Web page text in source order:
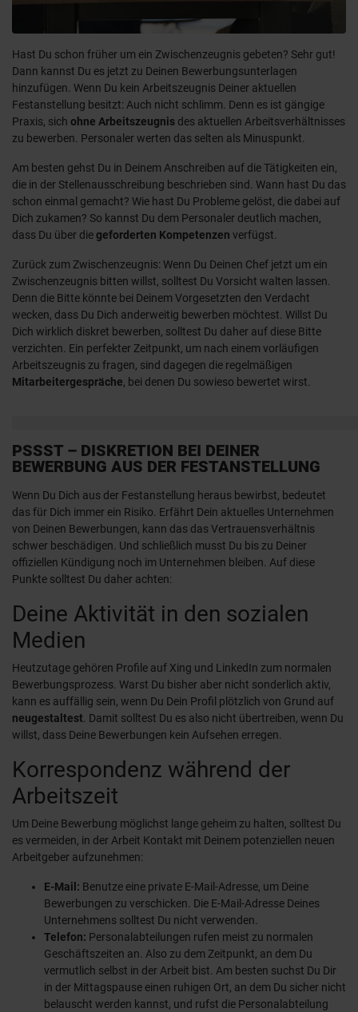
Hast Du schon früher um ein Zwischenzeugnis gebeten? Sehr gut!
Dann kannst Du es jetzt zu Deinen Bewerbungsunterlagen
hinzufügen. Wenn Du kein Arbeitszeugnis Deiner aktuellen
Festanstellung besitzt: Auch nicht schlimm. Denn es ist gängige
Praxis, sich ohne Arbeitszeugnis des aktuellen Arbeitsverhältnisses
zu bewerben. Personaler werten das selten als Minuspunkt.
Am besten gehst Du in Deinem Anschreiben auf die Tätigkeiten ein,
die in der Stellenausschreibung beschrieben sind. Wann hast Du das
schon einmal gemacht? Wie hast Du Probleme gelöst, die dabei auf
Dich zukamen? So kannst Du dem Personaler deutlich machen,
dass Du über diegeforderten Kompetenzen verfügst.
Zurück zum Zwischenzeugnis: Wenn Du Deinen Chef jetzt um ein
Zwischenzeugnis bitten willst, solltest Du Vorsicht walten lassen.
Denn die Bitte könnte bei Deinem Vorgesetzten den Verdacht
wecken, dass Du Dich anderweitig bewerben möchtest. Willst Du
Dich wirklich diskret bewerben, solltest Du daher auf diese Bitte
verzichten. Ein perfekter Zeitpunkt, um nach einem vorläufigen
Arbeitszeugnis zu fragen, sind dagegen die regelmäßigen
Mitarbeitergespräche, bei denen Du sowieso bewertet wirst.
PSSST – DISKRETION BEI DEINER
BEWERBUNG AUS DER FESTANSTELLUNG
Wenn Du Dich aus der Festanstellung heraus bewirbst, bedeutet
das für Dich immer ein Risiko. Erfährt Dein aktuelles Unternehmen
von Deinen Bewerbungen, kann das das Vertrauensverhältnis
schwer beschädigen. Und schließlich musst Du bis zu Deiner
offiziellen Kündigung noch im Unternehmen bleiben. Auf diese
Punkte solltest Du daher achten:
Deine Aktivität in den sozialen
Medien
Heutzutage gehören Profile auf Xing und LinkedIn zum normalen
Bewerbungsprozess. Warst Du bisher aber nicht sonderlich aktiv,
kann es auffällig sein, wenn Du Dein Profil plötzlich von Grund auf
neugestaltest. Damit solltest Du es also nicht übertreiben, wenn Du
willst, dass Deine Bewerbungen kein Aufsehen erregen.
Korrespondenz während der
Arbeitszeit
Um Deine Bewerbung möglichst lange geheim zu halten, solltest Du
es vermeiden, in der Arbeit Kontakt mit Deinem potenziellen neuen
Arbeitgeber aufzunehmen:
E-Mail: Benutze eine private E-Mail-Adresse, um Deine
Bewerbungen zu verschicken. Die E-Mail-Adresse Deines
Unternehmens solltest Du nicht verwenden.
Telefon: Personalabteilungen rufen meist zu normalen
Geschäftszeiten an. Also zu dem Zeitpunkt, an dem Du
vermutlich selbst in der Arbeit bist. Am besten suchst Du Dir
in der Mittagspause einen ruhigen Ort, an dem Du sicher nicht
belauscht werden kannst, und rufst die Personalabteilung